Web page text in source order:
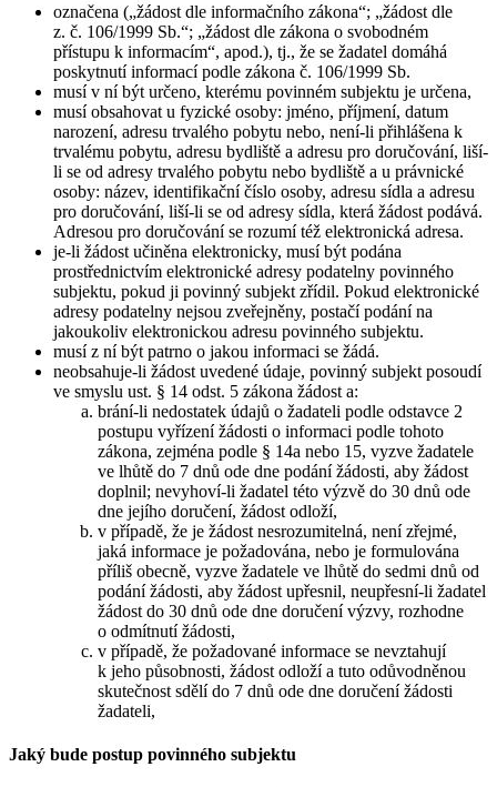
označena („žádost dle informačního zákona“; „žádost dle
z. č. 106/1999 Sb.“; „žádost dle zákona o svobodném
přístupu k informacím“, apod.), tj., že se žadatel domáhá
poskytnutí informací podle zákona č. 106/1999 Sb.
musí v ní být určeno, kterému povinném subjektu je určena,
musí obsahovat u fyzické osoby: jméno, příjmení, datum
narození, adresu trvalého pobytu nebo, není-li přihlášena k
trvalému pobytu, adresu bydliště a adresu pro doručování, liší-
li se od adresy trvalého pobytu nebo bydliště a u právnické
osoby: název, identifikační číslo osoby, adresu sídla a adresu
pro doručování, liší-li se od adresy sídla, která žádost podává.
Adresou pro doručování se rozumí též elektronická adresa.
je-li žádost učiněna elektronicky, musí být podána
prostřednictvím elektronické adresy podatelny povinného
subjektu, pokud ji povinný subjekt zřídil. Pokud elektronické
adresy podatelny nejsou zveřejněny, postačí podání na
jakoukoliv elektronickou adresu povinného subjektu.
musí z ní být patrno o jakou informaci se žádá.
neobsahuje-li žádost uvedené údaje, povinný subjekt posoudí
ve smyslu ust. § 14 odst. 5 zákona žádost a:
brání-li nedostatek údajů o žadateli podle odstavce 2
postupu vyřízení žádosti o informaci podle tohoto
zákona, zejména podle § 14a nebo 15, vyzve žadatele
ve lhůtě do 7 dnů ode dne podání žádosti, aby žádost
doplnil; nevyhoví-li žadatel této výzvě do 30 dnů ode
dne jejího doručení, žádost odloží,
v případě, že je žádost nesrozumitelná, není zřejmé,
jaká informace je požadována, nebo je formulována
příliš obecně, vyzve žadatele ve lhůtě do sedmi dnů od
podání žádosti, aby žádost upřesnil, neupřesní-li žadatel
žádost do 30 dnů ode dne doručení výzvy, rozhodne
o odmítnutí žádosti,
v případě, že požadované informace se nevztahují
k jeho působnosti, žádost odloží a tuto odůvodněnou
skutečnost sdělí do 7 dnů ode dne doručení žádosti
žadateli,
Jaký bude postup povinného subjektu